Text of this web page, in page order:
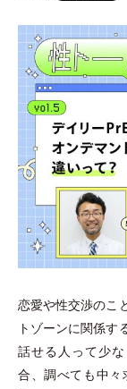
恋愛や性交渉のこ
トゾーンに関係す
話せる人って少
合、調べても中